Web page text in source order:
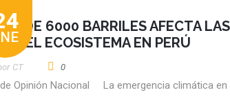
DE 6000 BARRILES AFECTA LAS
Y EL ECOSISTEMA EN PERÚ
CT 0
Opinión Nacional La emergencia climática en